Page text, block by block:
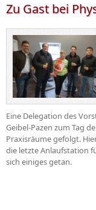
Zu Gast bei
Eine Delegation des
Geibel-Pazen zum Tag
Praxisräume gefolgt.
die letzte Anlaufstation
sich einiges getan.